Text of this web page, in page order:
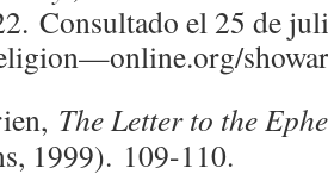
Consultado el 25 de
The Letter to the
1999). 109-110.